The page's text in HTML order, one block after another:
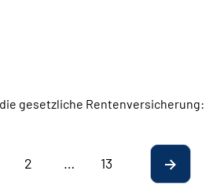
gesetzliche Rentenversicherung:
2 … 13